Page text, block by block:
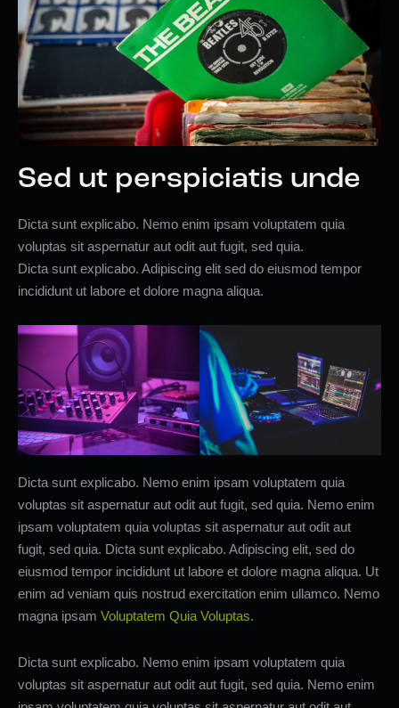
Sed ut perspiciatis unde
Dicta sunt explicabo. Nemo enim ipsam voluptatem quia
voluptas sit aspernatur aut odit aut fugit, sed quia.
Dicta sunt explicabo. Adipiscing elit sed do eiusmod tempor
incididunt ut labore et dolore magna aliqua.
Dicta sunt explicabo. Nemo enim ipsam voluptatem quia
voluptas sit aspernatur aut odit aut fugit, sed quia. Nemo enim
ipsam voluptatem quia voluptas sit aspernatur aut odit aut
fugit, sed quia. Dicta sunt explicabo. Adipiscing elit, sed do
eiusmod tempor incididunt ut labore et dolore magna aliqua. Ut
enim ad veniam quis nostrud exercitation enim ullamco. Nemo
magna ipsam Voluptatem Quia Voluptas.
Dicta sunt explicabo. Nemo enim ipsam voluptatem quia
voluptas sit aspernatur aut odit aut fugit, sed quia. Nemo enim